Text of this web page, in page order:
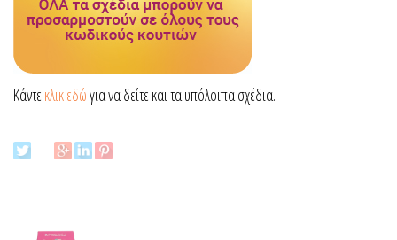
Κάντε κλικ εδώγια να δείτε και τα υπόλοιπα σχέδια.